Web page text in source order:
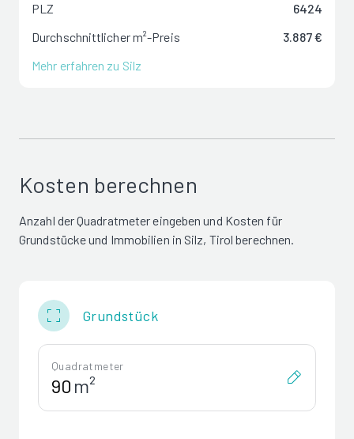
PLZ
6424
Durchschnittlicher m²-Preis
3.887 €
Mehr erfahren zu Silz
Kosten berechnen
Anzahl der Quadratmeter eingeben und Kosten für
Grundstücke und Immobilien in Silz, Tirol berechnen.
Grundstück
Quadratmeter
m²